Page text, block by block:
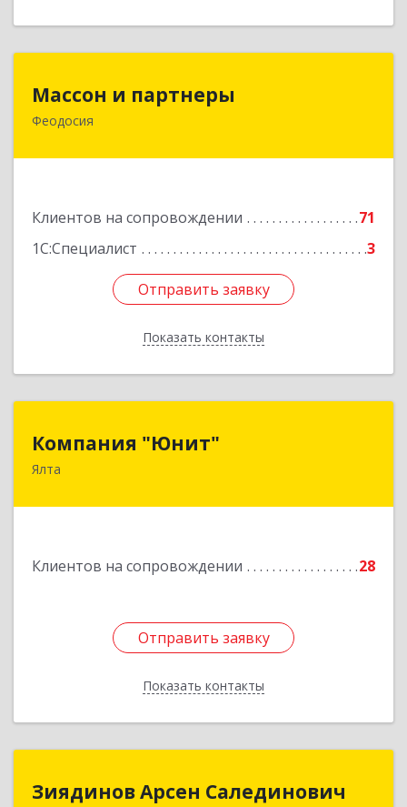
Массон и партнеры
Феодосия
Клиентов на сопровождении
71
1С:Специалист
3
Отправить заявку
Показать контакты
298112, Крым Респ, Феодосия г, Крымская ул,
Отправить заявку
Назад
Компания "Юнит"
Ялта
Клиентов на сопровождении 28
Отправить заявку
Показать контакты
298600, Крым Респ, Ялта г, Васильева ул, дом №
Отправить заявку
Назад
Зиядинов Арсен Салединович